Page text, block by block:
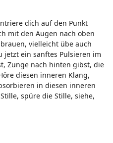
dich auf den Punkt
mit den Augen nach oben
vielleicht übe auch
jetzt ein sanftes Pulsieren im
Zunge nach hinten gibst, die
diesen inneren Klang,
in diesen inneren
spüre die Stille, siehe,